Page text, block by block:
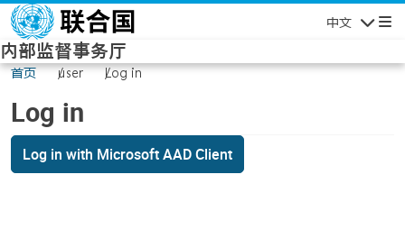
Skip to main content
中文
内部监督事务厅
首页 user Log in
Log in
Log in with Microsoft AAD Client